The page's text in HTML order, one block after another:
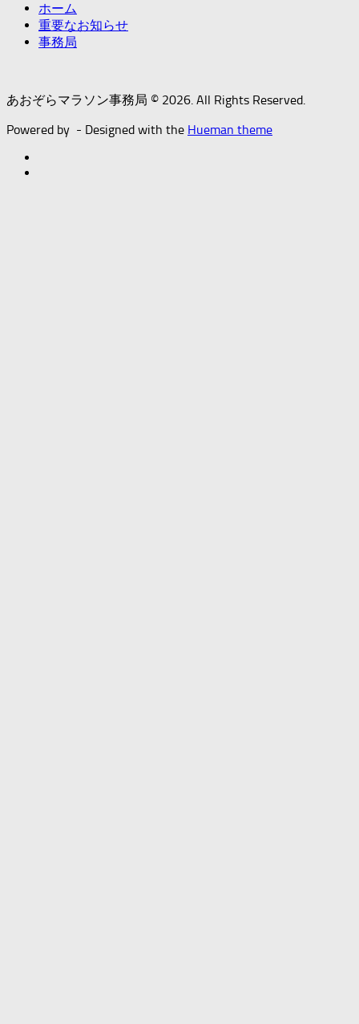
ホーム
重要なお知らせ
事務局
あおぞらマラソン事務局 © 2026. All Rights Reserved.
Powered by - Designed with the Hueman theme